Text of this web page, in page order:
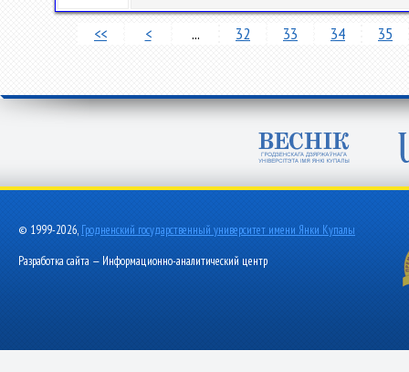
<< < ... 32 33 34 35
© 1999-2026, Гродненский государственный университет имени Янки Купалы
Разработка сайта — Информационно-аналитический центр